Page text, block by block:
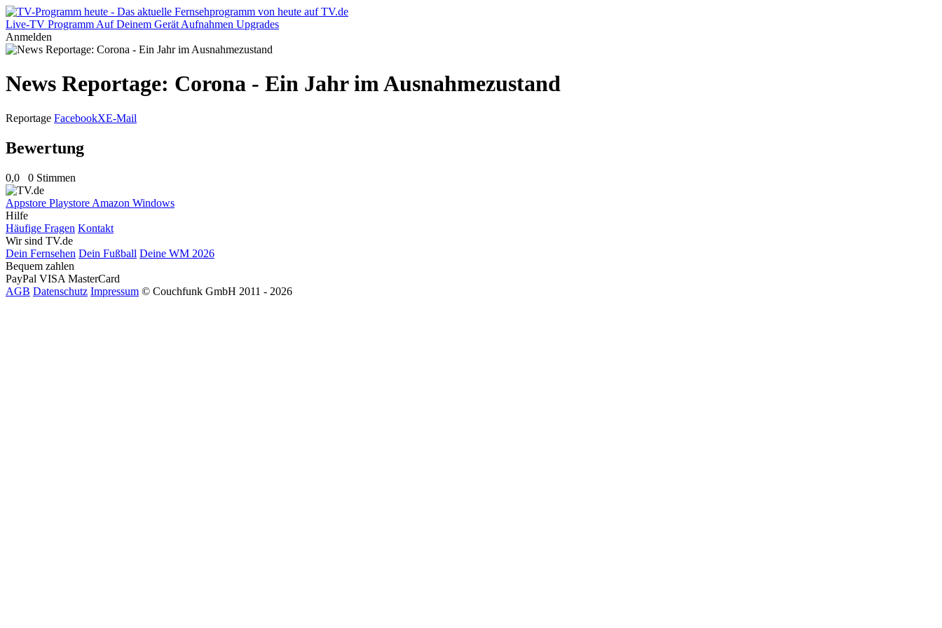
Live-TV Programm Auf Deinem Gerät Aufnahmen Upgrades
Anmelden
News Reportage: Corona - Ein Jahr im Ausnahmezustand
Reportage FacebookXE-Mail
Bewertung
0,0 0 Stimmen
Appstore Playstore Amazon Windows
Hilfe
Häufige Fragen Kontakt
Wir sind TV.de
Dein Fernsehen Dein Fußball Deine WM 2026
Bequem zahlen
PayPal VISA MasterCard
AGB Datenschutz Impressum © Couchfunk GmbH 2011 - 2026